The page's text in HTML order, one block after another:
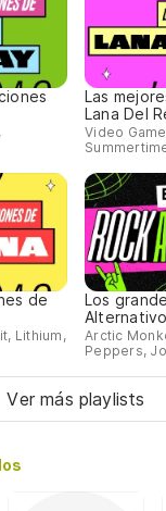
Las
Lana Del
Video
de
Lithium,
Los
Alternativo
Arctic
Peppers,
Ver más playlists